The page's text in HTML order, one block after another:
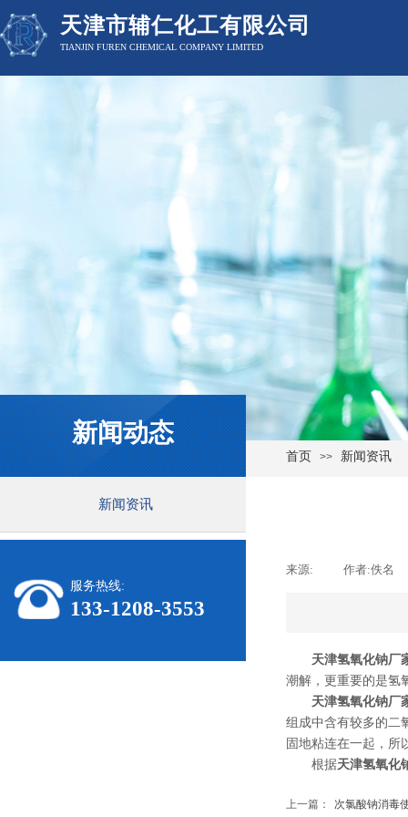
天津市辅仁化工有限公司
TIANJIN FUREN CHEMICAL COMPANY LIMITED
新闻动态
首页 >> 新闻资讯
新闻资讯
来源: 作者:佚名
天津氢氧化钠厂
潮解，更重要的是氢
天津氢氧化钠厂
组成中含有较多的二
固地粘连在一起，所
根据天津氢氧化
上一篇：
次氯酸钠消毒
服务热线:
133-1208-3553